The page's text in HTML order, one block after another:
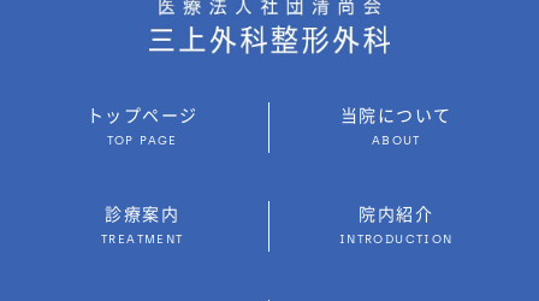
トップページ
TOP PAGE
当院について
ABOUT
診療案内
TREATMENT
院内紹介
INTRODUCTION